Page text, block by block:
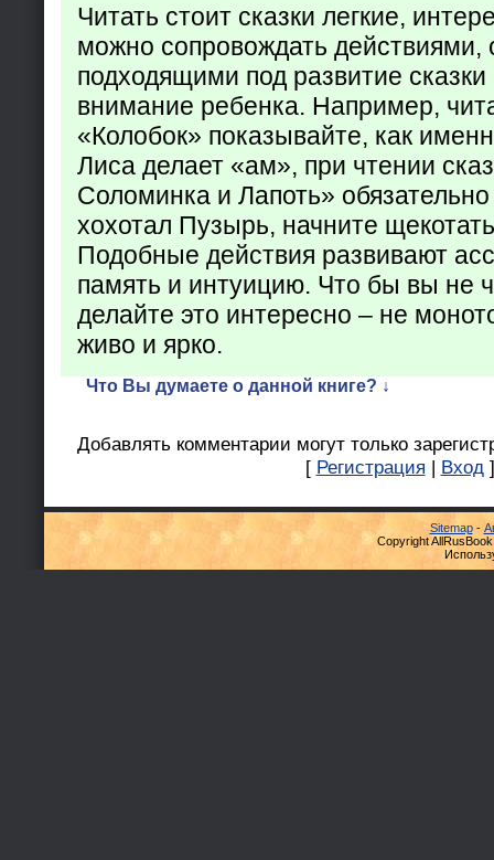
Читать стоит сказки легкие,
можно сопровождать действиями,
подходящими под развитие
внимание ребенка. Например,
«Колобок» показывайте, как
Лиса делает «ам», при чтении
Соломинка и Лапоть»
хохотал Пузырь, начните
Подобные действия развивают
память и интуицию. Что бы вы не
делайте это интересно – не
живо и ярко.
Что Вы думаете о данной книге? ↓
Добавлять комментарии могут только
[ Регистрация | Вход ]
Sitemap-
Copyright